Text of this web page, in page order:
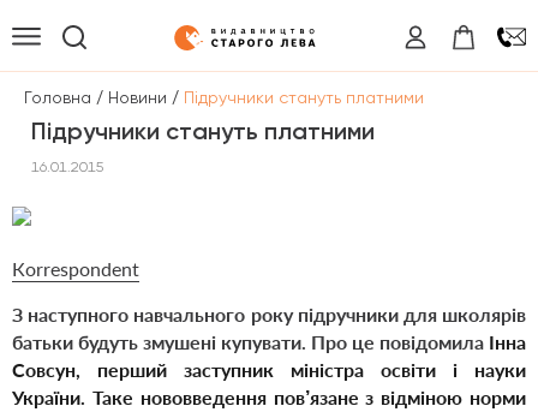
Головна / Новини / Підручники стануть платними
Підручники стануть платними
16.01.2015
Кorrespondent
З наступного навчального року підручники для школярів
батьки будуть змушені купувати. Про це повідомила Інна
Совсун, перший заступник міністра освіти і науки
України. Таке нововведення пов’язане з відміною норми